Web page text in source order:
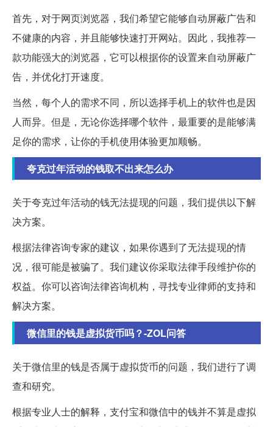
首先，对于网页浏览器，我们希望它能够自动屏蔽广告和
不健康的内容，并且能够快速打开网站。因此，我推荐一
款功能强大的浏览器，它可以根据你的设置来自动屏蔽广
告，并优化打开速度。
当然，每个人的需求不同，所以选择手机上的软件也是因
人而异。但是，无论你选择哪个软件，最重要的是能够满
足你的需求，让你的手机使用体验更加顺畅。
夸克过年活动的钱取不出来怎么办
关于夸克过年活动的钱无法提现的问题，我们提供以下解
决方案。
根据法律咨询专家的建议，如果你遇到了无法提现的情
况，很可能是被骗了。我们建议你采取法律手段维护你的
权益。你可以咨询法律咨询机构，寻找专业律师的支持和
解决方案。
微信里的钱是虚拟货币吗？-ZOL问答
关于微信里的钱是否属于虚拟货币的问题，我们进行了调
查和研究。
根据专业人士的解释，支付宝和微信中的钱并不算是虚拟